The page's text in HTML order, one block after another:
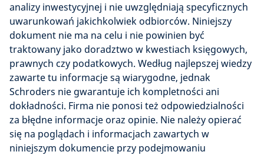
analizy inwestycyjnej i nie uwzględniają specyficznych
uwarunkowań jakichkolwiek odbiorców. Niniejszy
dokument nie ma na celu i nie powinien być
traktowany jako doradztwo w kwestiach księgowych,
prawnych czy podatkowych. Według najlepszej wiedzy
zawarte tu informacje są wiarygodne, jednak
Schroders nie gwarantuje ich kompletności ani
dokładności. Firma nie ponosi też odpowiedzialności
za błędne informacje oraz opinie. Nie należy opierać
się na poglądach i informacjach zawartych w
niniejszym dokumencie przy podejmowaniu